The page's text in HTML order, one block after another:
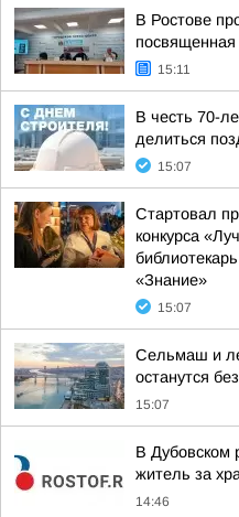
В Ростове
посвященная
15:11
В честь 70-
делиться
15:07
Стартовал
конкурса
«Знание»
15:07
Сельмаш и
останутся
15:07
В Дубовском
житель за
14:46